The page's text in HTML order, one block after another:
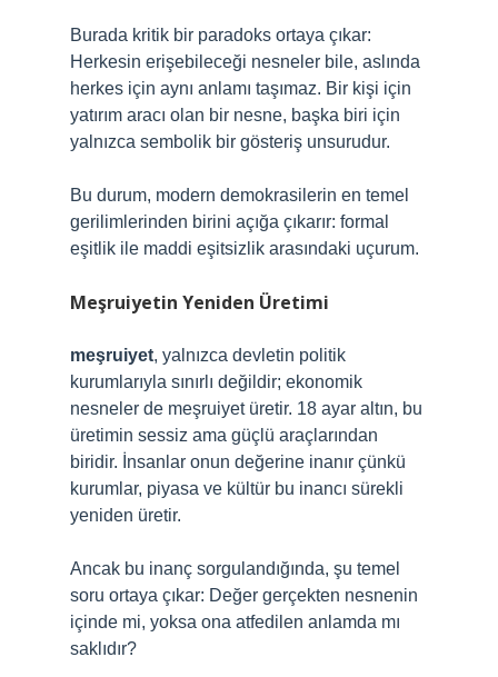
Burada kritik bir paradoks ortaya çıkar:
Herkesin erişebileceği nesneler bile, aslında
herkes için aynı anlamı taşımaz. Bir kişi için
yatırım aracı olan bir nesne, başka biri için
yalnızca sembolik bir gösteriş unsurudur.
Bu durum, modern demokrasilerin en temel
gerilimlerinden birini açığa çıkarır: formal
eşitlik ile maddi eşitsizlik arasındaki uçurum.
Meşruiyetin Yeniden Üretimi
meşruiyet, yalnızca devletin politik
kurumlarıyla sınırlı değildir; ekonomik
nesneler de meşruiyet üretir. 18 ayar altın, bu
üretimin sessiz ama güçlü araçlarından
biridir. İnsanlar onun değerine inanır çünkü
kurumlar, piyasa ve kültür bu inancı sürekli
yeniden üretir.
Ancak bu inanç sorgulandığında, şu temel
soru ortaya çıkar: Değer gerçekten nesnenin
içinde mi, yoksa ona atfedilen anlamda mı
saklıdır?